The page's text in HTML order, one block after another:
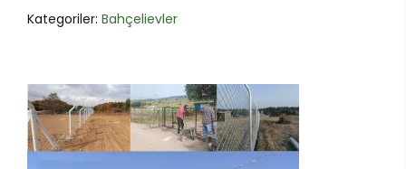
Kategoriler: Bahçelievler